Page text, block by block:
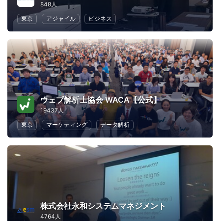
848人
東京
アジャイル ビジネス
ウェブ解析士協会 WACA【公式】
19437人
東京
マーケティング データ解析
株式会社永和システムマネジメント
4764人